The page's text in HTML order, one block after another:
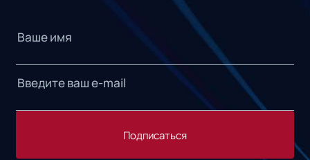
Подписаться